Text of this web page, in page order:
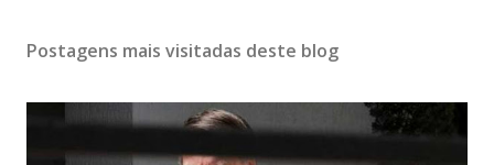
Postagens mais visitadas deste blog